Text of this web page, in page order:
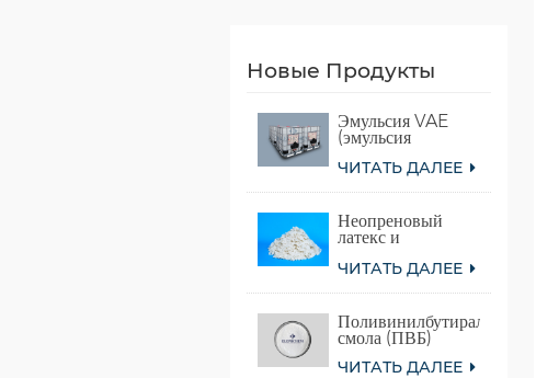
Новые Продукты
Эмульсия VAE
(эмульсия
сополимера
винилацетата и
этилена)
ЧИТАТЬ ДАЛЕЕ
Неопреновый
латекс и
хлоропреновый
ЧИТАТЬ ДАЛЕЕ
Поливинилбутиральная
смола (ПВБ)
ЧИТАТЬ ДАЛЕЕ